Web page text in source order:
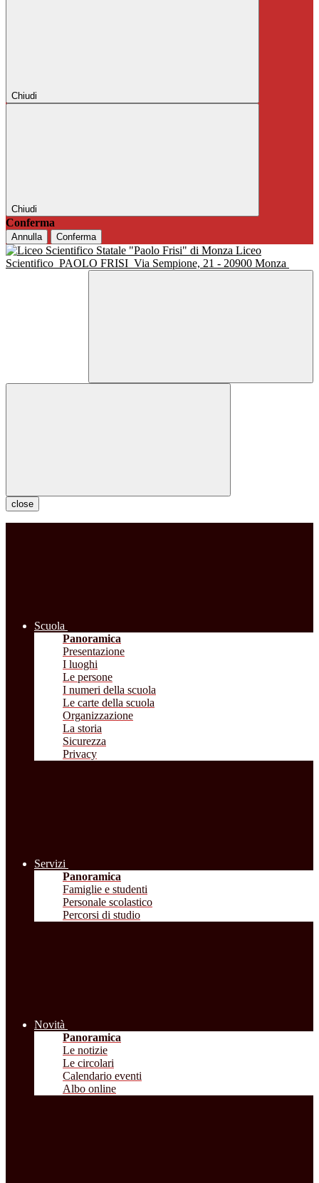
Chiudi
Chiudi
Conferma
Annulla Conferma
Liceo
Scientifico PAOLO FRISI Via Sempione, 21 - 20900 Monza
close
Scuola
Panoramica
Presentazione
I luoghi
Le persone
I numeri della scuola
Le carte della scuola
Organizzazione
La storia
Sicurezza
Privacy
Servizi
Panoramica
Famiglie e studenti
Personale scolastico
Percorsi di studio
Novità
Panoramica
Le notizie
Le circolari
Calendario eventi
Albo online